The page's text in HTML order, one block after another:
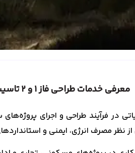
معرفی خدمات طراحی فاز ۱ و ۲ تاسیسات برق ساختمان
یکی از مراحل حیاتی در فرآیند طراحی و
مصرف انرژی، ایمنی و